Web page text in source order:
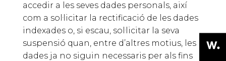
accedir a les seves dades personals, així
com a sol·licitar la rectificació de les dades
indexades o, si escau, sol·licitar la seva
suspensió quan, entre d’altres motius, les
dades ja no siguin necessaris per als fins